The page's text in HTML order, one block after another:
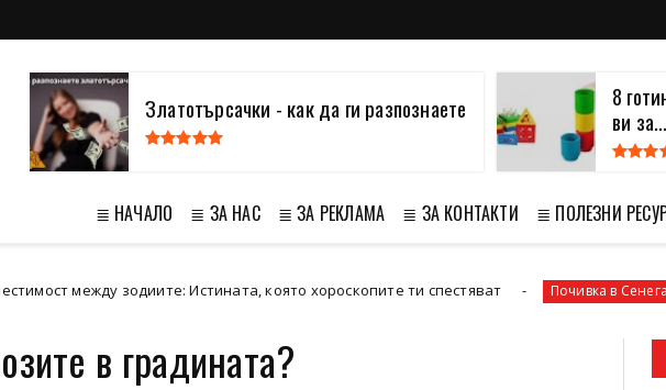
Златотърсачки - как да ги разпознаете
8
ви за...
≣ НАЧАЛО ≣ ЗА НАС ≣ ЗА РЕКЛАМА ≣ ЗА КОНТАКТИ ≣ ПОЛЕЗНИ
зодиите: Истината, която хороскопите ти спестяват Почивка в Сенегал
в градината?